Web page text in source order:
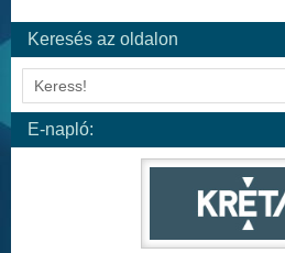
Keresés az oldalon
E-napló: